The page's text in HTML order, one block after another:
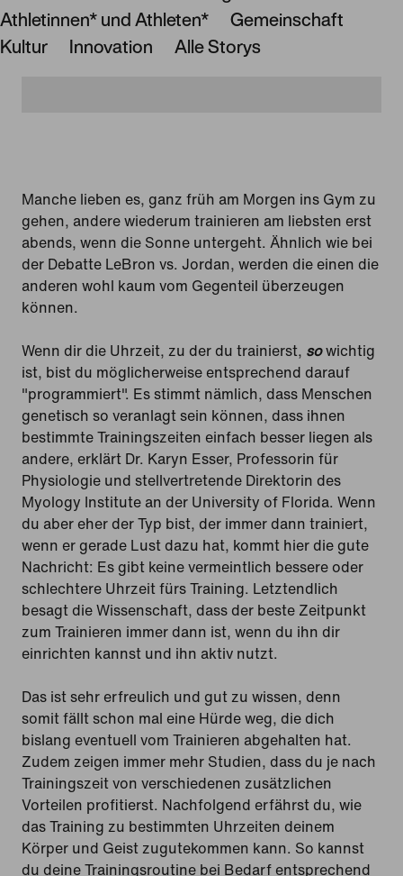
Athletinnen* und Athleten*
Gemeinschaft
Kultur
Innovation Alle Storys
Manche lieben es, ganz früh am Morgen ins Gym zu
gehen, andere wiederum trainieren am liebsten erst
abends, wenn die Sonne untergeht. Ähnlich wie bei
der Debatte LeBron vs. Jordan, werden die einen die
anderen wohl kaum vom Gegenteil überzeugen
können.
Wenn dir die Uhrzeit, zu der du trainierst, sowichtig
ist, bist du möglicherweise entsprechend darauf
"programmiert". Es stimmt nämlich, dass Menschen
genetisch so veranlagt sein können, dass ihnen
bestimmte Trainingszeiten einfach besser liegen als
andere, erklärt Dr. Karyn Esser, Professorin für
Physiologie und stellvertretende Direktorin des
Myology Institute an der University of Florida. Wenn
du aber eher der Typ bist, der immer dann trainiert,
wenn er gerade Lust dazu hat, kommt hier die gute
Nachricht: Es gibt keine vermeintlich bessere oder
schlechtere Uhrzeit fürs Training. Letztendlich
besagt die Wissenschaft, dass der beste Zeitpunkt
zum Trainieren immer dann ist, wenn du ihn dir
einrichten kannst und ihn aktiv nutzt.
Das ist sehr erfreulich und gut zu wissen, denn
somit fällt schon mal eine Hürde weg, die dich
bislang eventuell vom Trainieren abgehalten hat.
Zudem zeigen immer mehr Studien, dass du je nach
Trainingszeit von verschiedenen zusätzlichen
Vorteilen profitierst. Nachfolgend erfährst du, wie
das Training zu bestimmten Uhrzeiten deinem
Körper und Geist zugutekommen kann. So kannst
du deine Trainingsroutine bei Bedarf entsprechend